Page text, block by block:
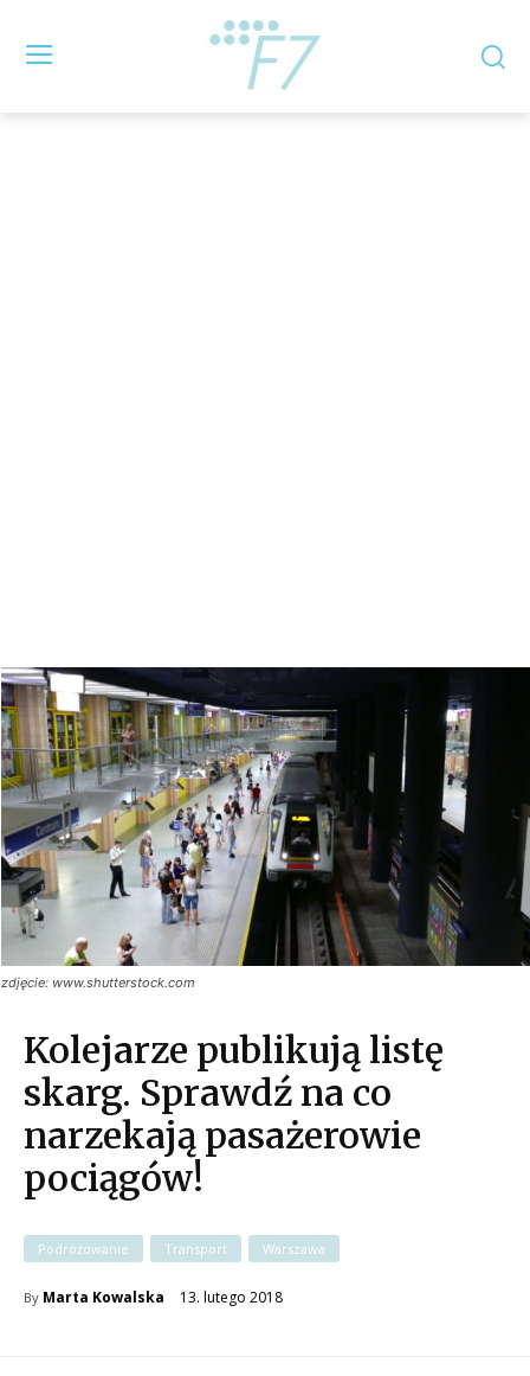
Kolejarze publikują listę
skarg. Sprawdź na co
narzekają pasażerowie
pociągów!
Podróżowanie Transport Warszawa
By Marta Kowalska 13. lutego 2018
zdjęcie: www.shutterstock.com